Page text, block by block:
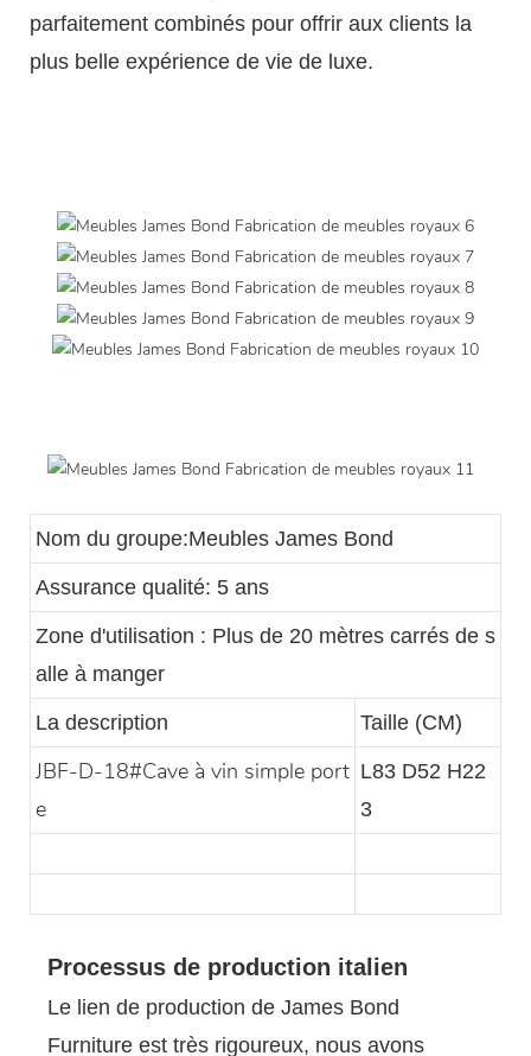
parfaitement combinés pour offrir aux clients la
plus belle expérience de vie de luxe.
Nom du groupe:Meubles James Bond
Assurance qualité: 5 ans
Zone d'utilisation : Plus de 20 mètres carrés de s
alle à manger
La description Taille (CM)
JBF-D-18#Cave à vin simple port
e
L83 D52 H22
3
Processus de production italien
Le lien de production de James Bond
Furniture est très rigoureux, nous avons